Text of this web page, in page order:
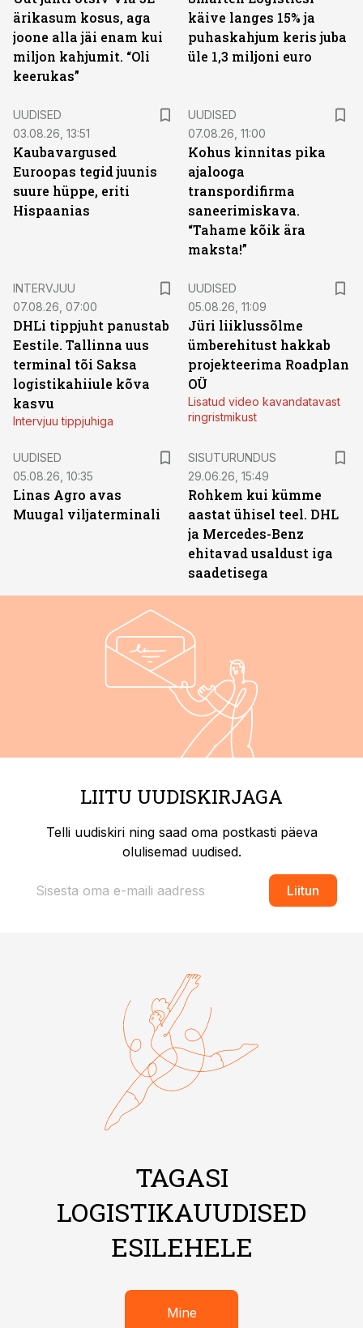
ärikasum kosus, aga
joone alla jäi enam kui
miljon kahjumit. “Oli
keerukas”
käive langes 15% ja
puhaskahjum keris juba
üle 1,3 miljoni euro
UUDISED
03.08.26, 13:51
Kaubavargused
Euroopas tegid juunis
suure hüppe, eriti
Hispaanias
UUDISED
07.08.26, 11:00
Kohus kinnitas pika
ajalooga
transpordifirma
saneerimiskava.
“Tahame kõik ära
maksta!”
INTERVJUU
07.08.26, 07:00
DHLi tippjuht panustab
Eestile. Tallinna uus
terminal tõi Saksa
logistikahiiule kõva
kasvu
Intervjuu tippjuhiga
UUDISED
05.08.26, 11:09
Jüri liiklussõlme
ümberehitust hakkab
projekteerima Roadplan
OÜ
Lisatud video kavandatavast
ringristmikust
UUDISED
05.08.26, 10:35
Linas Agro avas
Muugal viljaterminali
SISUTURUNDUS
29.06.26, 15:49
Rohkem kui kümme
aastat ühisel teel. DHL
ja Mercedes-Benz
ehitavad usaldust iga
saadetisega
LIITU UUDISKIRJAGA
Telli uudiskiri ning saad oma postkasti päeva
olulisemad uudised.
Liitun
TAGASI
LOGISTIKAUUDISED
ESILEHELE
Mine